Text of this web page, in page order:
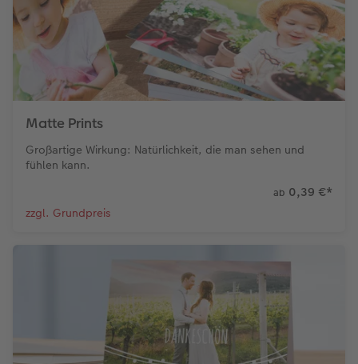
Matte Prints
Großartige Wirkung: Natürlichkeit, die man sehen und
fühlen kann.
ab 0,39 €*
zzgl. Grundpreis